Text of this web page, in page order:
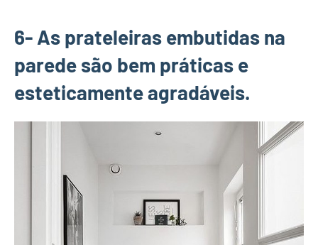
6- As prateleiras embutidas na
parede são bem práticas e
esteticamente agradáveis.